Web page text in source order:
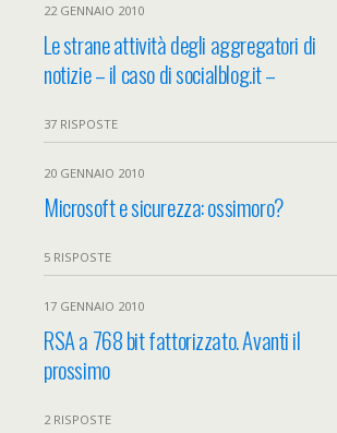
22 GENNAIO 2010
Le strane attività degli aggregatori di
notizie – il caso di socialblog.it –
37 RISPOSTE
20 GENNAIO 2010
Microsoft e sicurezza: ossimoro?
5 RISPOSTE
17 GENNAIO 2010
RSA a 768 bit fattorizzato. Avanti il
prossimo
2 RISPOSTE